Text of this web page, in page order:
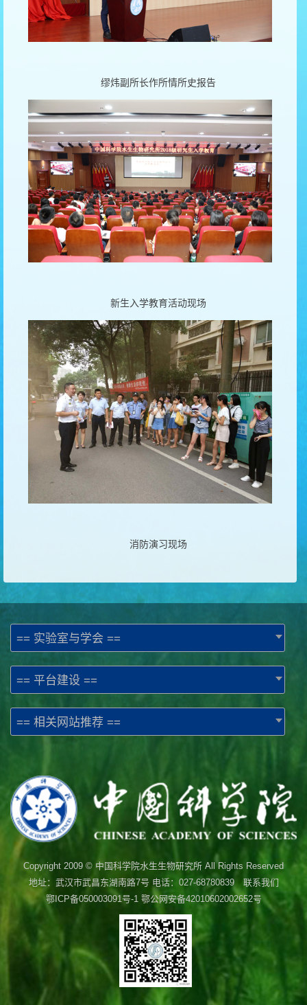
缪炜副所长作所情所史报告
新生入学教育活动现场
消防演习现场
== 实验室与学会 ==
== 平台建设 ==
== 相关网站推荐 ==
Copyright 2009 © 中国科学院水生生物研究所 All Rights Reserved
地址：武汉市武昌东湖南路7号 电话：027-68780839 联系我们
鄂ICP备050003091号-1鄂公网安备42010602002652号